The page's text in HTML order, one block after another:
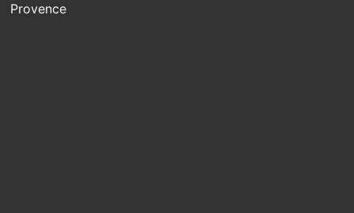
Provence